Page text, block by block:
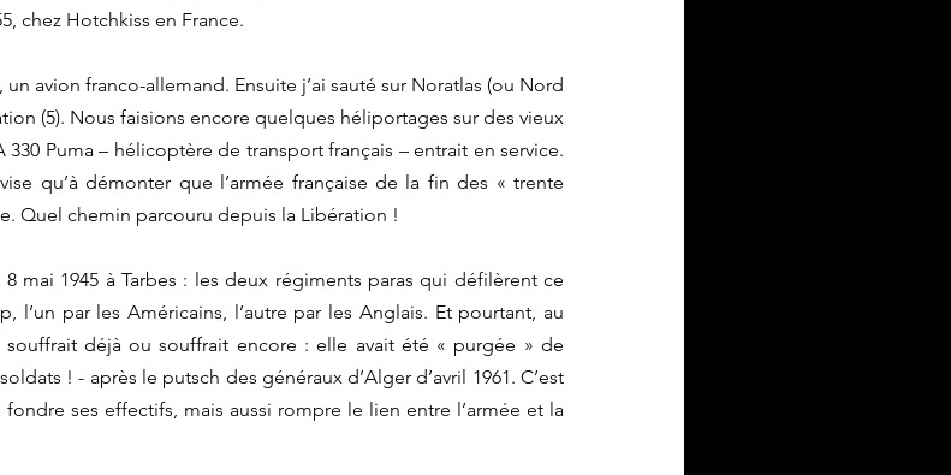
chez Hotchkiss en France.
un avion franco-allemand. Ensuite j’ai sauté sur Noratlas (ou Nord
(5). Nous faisions encore quelques héliportages sur des vieux
330 Puma – hélicoptère de transport français – entrait en service.
qu’à démonter que l’armée française de la fin des « trente
Quel chemin parcouru depuis la Libération !
mai 1945 à Tarbes : les deux régiments paras qui défilèrent ce
l’un par les Américains, l’autre par les Anglais. Et pourtant, au
souffrait déjà ou souffrait encore : elle avait été « purgée » de
! - après le putsch des généraux d’Alger d’avril 1961. C’est
ses effectifs, mais aussi rompre le lien entre l’armée et la